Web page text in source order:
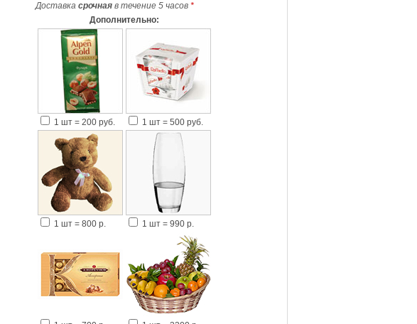
Доставка срочная в течение 5 часов *
Дополнительно:
1 шт = 200 руб. 1 шт = 500 руб.
1 шт = 800 р. 1 шт = 990 р.